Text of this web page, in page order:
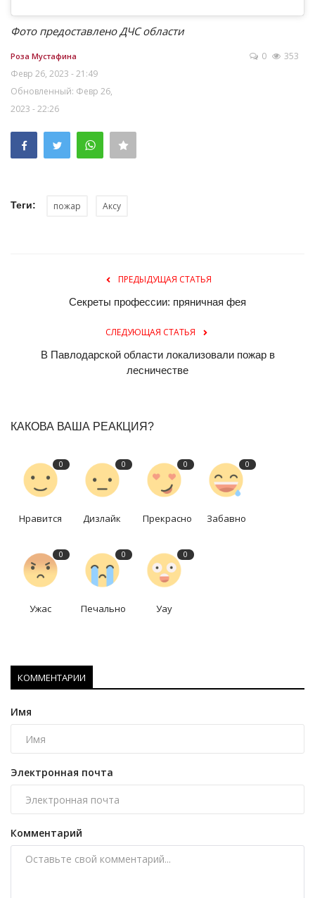
Фото предоставлено ДЧС области
Роза Мустафина
Февр 26, 2023 - 21:49
Обновленный: Февр 26,
2023 - 22:26
0 353
Теги: пожар Аксу
ПРЕДЫДУЩАЯ СТАТЬЯ
Секреты профессии: пряничная фея
СЛЕДУЮЩАЯ СТАТЬЯ
В Павлодарской области локализовали пожар в
лесничестве
КАКОВА ВАША РЕАКЦИЯ?
0
Нравится
0
Дизлайк
0
Прекрасно
0
Забавно
0
Ужас
0
Печально
0
Уау
КОММЕНТАРИИ
Имя
Электронная почта
Комментарий